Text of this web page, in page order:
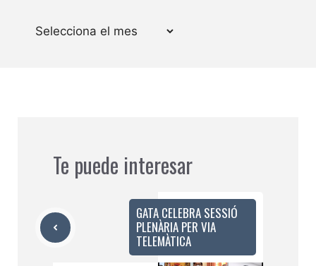
Arxius
Te puede interesar
GATA CELEBRA SESSIÓ
PLENÀRIA PER VIA
TELEMÀTICA